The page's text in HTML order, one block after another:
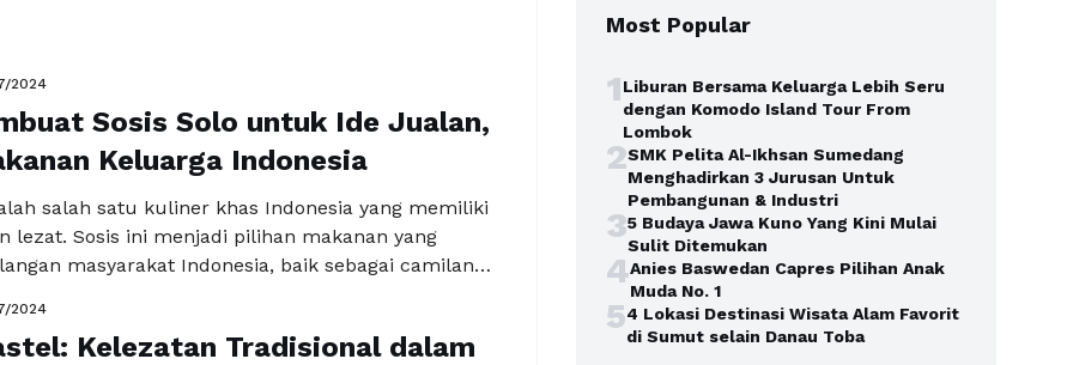
2024
Sosis Solo untuk Ide Jualan,
Keluarga Indonesia
salah satu kuliner khas Indonesia yang memiliki
lezat. Sosis ini menjadi pilihan makanan yang
masyarakat Indonesia, baik sebagai camilan
menambah variasi menu makanan keluarga,
Solo bisa menjadi pilihan yang menarik. Berikut ini
2024
Kelezatan Tradisional dalam
Most Popular
1Liburan Bersama Keluarga Lebih Seru
dengan Komodo Island Tour From
Lombok
2SMK Pelita Al-Ikhsan Sumedang
Menghadirkan 3 Jurusan Untuk
Pembangunan & Industri
35 Budaya Jawa Kuno Yang Kini Mulai
Sulit Ditemukan
4Anies Baswedan Capres Pilihan Anak
Muda No. 1
54 Lokasi Destinasi Wisata Alam Favorit
di Sumut selain Danau Toba